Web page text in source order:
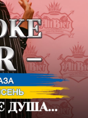
працівника
лікарів, які
життя та
вечірку
свою
музичні враження